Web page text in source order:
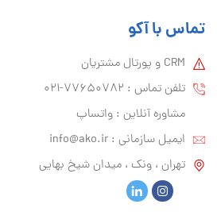
تماس با آکو
CRM و پورتال مشتریان
تلفن تماس :‌ 77650782-021
مشاوره آنلاین : واتساپ
ایمیل سازمانی :‌ info@ako.ir
تهران ، ونک ، میدان شیخ بهایی